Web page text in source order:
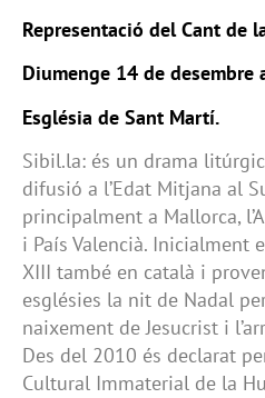
Representació del Cant de
Diumenge 14 de desembre
Església de Sant Martí.
Sibil.la: és un drama
difusió a l’Edat Mitjana al
principalment a Mallorca,
i País Valencià. Inicialment
XIII també en català i
esglésies la nit de Nadal
naixement de Jesucrist i
Des del 2010 és declarat
Cultural Immaterial de la